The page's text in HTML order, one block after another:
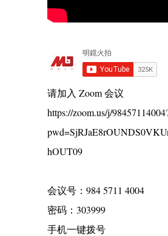
请加入 Zoom 会议
https://zoom.us/j/
hOUT09
会议号：984 5711 4004
密码：303999
手机一键拨号